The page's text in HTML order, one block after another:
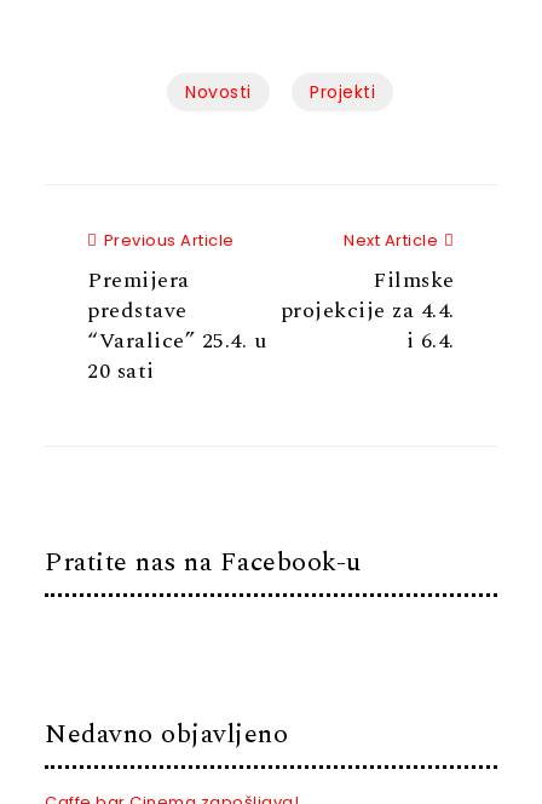
Novosti Projekti
Previous Article Previous Article
Premijera
predstave
“Varalice” 25.4. u
20 sati
Next Article
Filmske
projekcije za 4.4.
i 6.4.
Pratite nas na Facebook-u
Nedavno objavljeno